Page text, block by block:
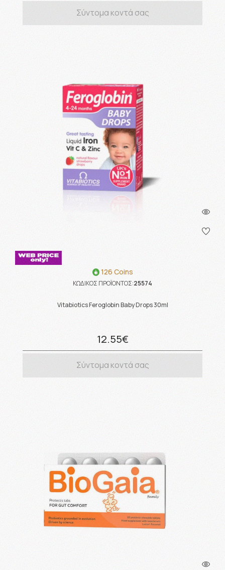
Σύντομα κοντά σας
126 Coins
ΚΩΔΙΚΟΣ ΠΡΟΪΟΝΤΟΣ:25574
Vitabiotics Feroglobin Baby Drops 30ml
12.55€
Σύντομα κοντά σας